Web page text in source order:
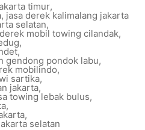
timur,
, jasa derek kalimalang jakarta
selatan,
mobil towing cilandak,
,
,
gendong pondok labu,
mobilindo,
sartika,
jakarta,
towing lebak bulus,
,
,
selatan